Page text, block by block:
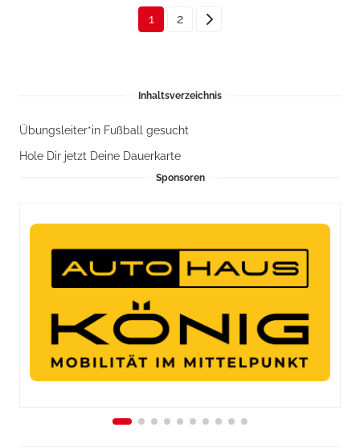
1 2
Inhaltsverzeichnis
Übungsleiter*in Fußball gesucht
Hole Dir jetzt Deine Dauerkarte
Sponsoren